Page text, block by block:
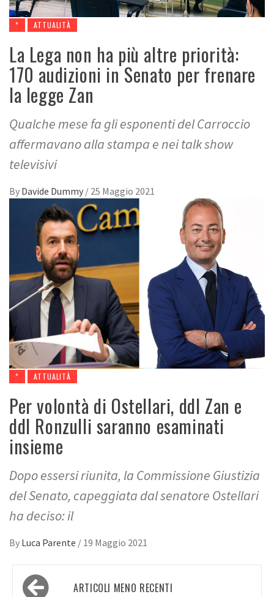
* ATTUALITÀ
La Lega non ha più altre priorità:
170 audizioni in Senato per frenare
la legge Zan
Qualche mese fa gli esponenti del Carroccio
affermavano alla stampa e nei talk show
televisivi
By Davide Dummy / 25 Maggio 2021
* ATTUALITÀ
Per volontà di Ostellari, ddl Zan e
ddl Ronzulli saranno esaminati
insieme
Dopo essersi riunita, la Commissione Giustizia
del Senato, capeggiata dal senatore Ostellari
ha deciso: il
By Luca Parente / 19 Maggio 2021
NavigazioneARTICOLI MENO RECENTI